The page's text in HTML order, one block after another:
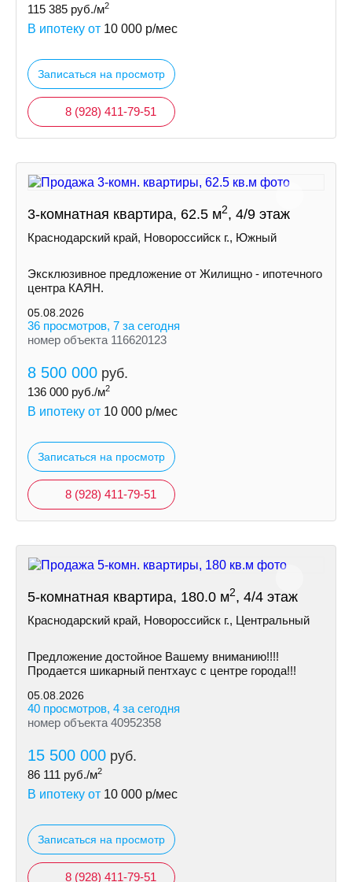
115 385 руб./м2
В ипотеку от 10 000 р/мес
Записаться на просмотр
8 (928) 411-79-51
3-комнатная квартира, 62.5 м2, 4/9 этаж
Краснодарский край, Новороссийск г., Южный
Эксклюзивное предложение от Жилищно - ипотечного
центра КАЯН.
05.08.2026
36 просмотров, 7 за сегодня
номер объекта 116620123
8 500 000 руб.
136 000 руб./м2
В ипотеку от 10 000 р/мес
Записаться на просмотр
8 (928) 411-79-51
5-комнатная квартира, 180.0 м2, 4/4 этаж
Краснодарский край, Новороссийск г., Центральный
Предложение достойное Вашему вниманию!!!!
Продается шикарный пентхаус с центре города!!!
05.08.2026
40 просмотров, 4 за сегодня
номер объекта 40952358
15 500 000 руб.
86 111 руб./м2
В ипотеку от 10 000 р/мес
Записаться на просмотр
8 (928) 411-79-51